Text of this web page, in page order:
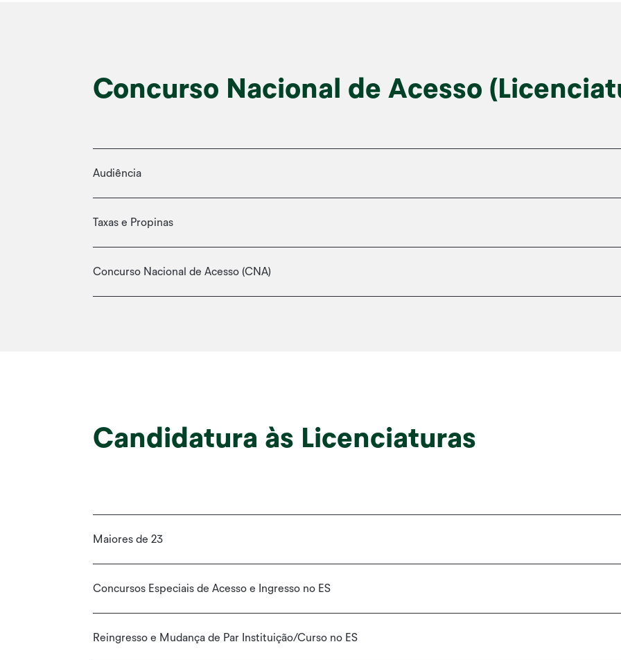
Concurso Nacional de Acesso
Audiência
Taxas e Propinas
Concurso Nacional de Acesso (CNA)
Candidatura às Licenciaturas
Maiores de 23
Concursos Especiais de Acesso e Ingresso no ES
Reingresso e Mudança de Par Instituição/Curso no ES